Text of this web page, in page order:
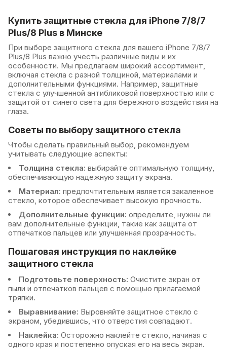
Купить защитные стекла для iPhone 7/8/7
Plus/8 Plus в Минске
При выборе защитного стекла для вашего iPhone 7/8/7
Plus/8 Plus важно учесть различные виды и их
особенности. Мы предлагаем широкий ассортимент,
включая стекла с разной толщиной, материалами и
дополнительными функциями. Например, защитные
стекла с улучшенной антибликовой поверхностью или с
защитой от синего света для бережного воздействия на
глаза.
Советы по выбору защитного стекла
Чтобы сделать правильный выбор, рекомендуем
учитывать следующие аспекты:
Толщина стекла: выбирайте оптимальную толщину,
обеспечивающую надежную защиту экрана.
Материал: предпочтительным является закаленное
стекло, которое обеспечивает высокую прочность.
Дополнительные функции: определите, нужны ли
вам дополнительные функции, такие как защита от
отпечатков пальцев или улучшенная прозрачность.
Пошаговая инструкция по наклейке
защитного стекла
Подготовьте поверхность: Очистите экран от
пыли и отпечатков пальцев с помощью прилагаемой
тряпки.
Выравнивание: Выровняйте защитное стекло с
экраном, убедившись, что отверстия совпадают.
Наклейка: Осторожно наклейте стекло, начиная с
одного края и постепенно опуская его на весь экран.